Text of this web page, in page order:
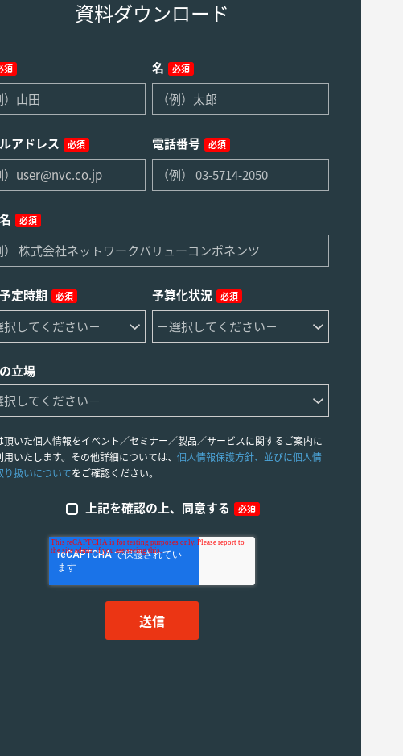
資料ダウンロード
須 名 必須
アドレス 必須 電話番号 必須
必須
定時期 必須 予算化状況 必須
立場
頂いた個人情報をイベント／セミナー／製品／サービスに関するご案内に
用いたします。その他詳細については、 個人情報保護方針、並びに個人情
り扱いについてをご確認ください。
上記を確認の上、同意する 必須